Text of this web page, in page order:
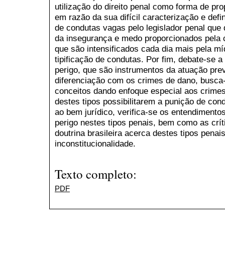
utilização do direito penal como forma de
em razão da sua difícil caracterização e
de condutas vagas pelo legislador penal
da insegurança e medo proporcionados
que são intensificados cada dia mais pela
tipificação de condutas. Por fim, debate-se
perigo, que são instrumentos da atuação
diferenciação com os crimes de dano,
conceitos dando enfoque especial aos
destes tipos possibilitarem a punição de
ao bem jurídico, verifica-se os
perigo nestes tipos penais, bem como as
doutrina brasileira acerca destes tipos
inconstitucionalidade.
Texto completo:
PDF